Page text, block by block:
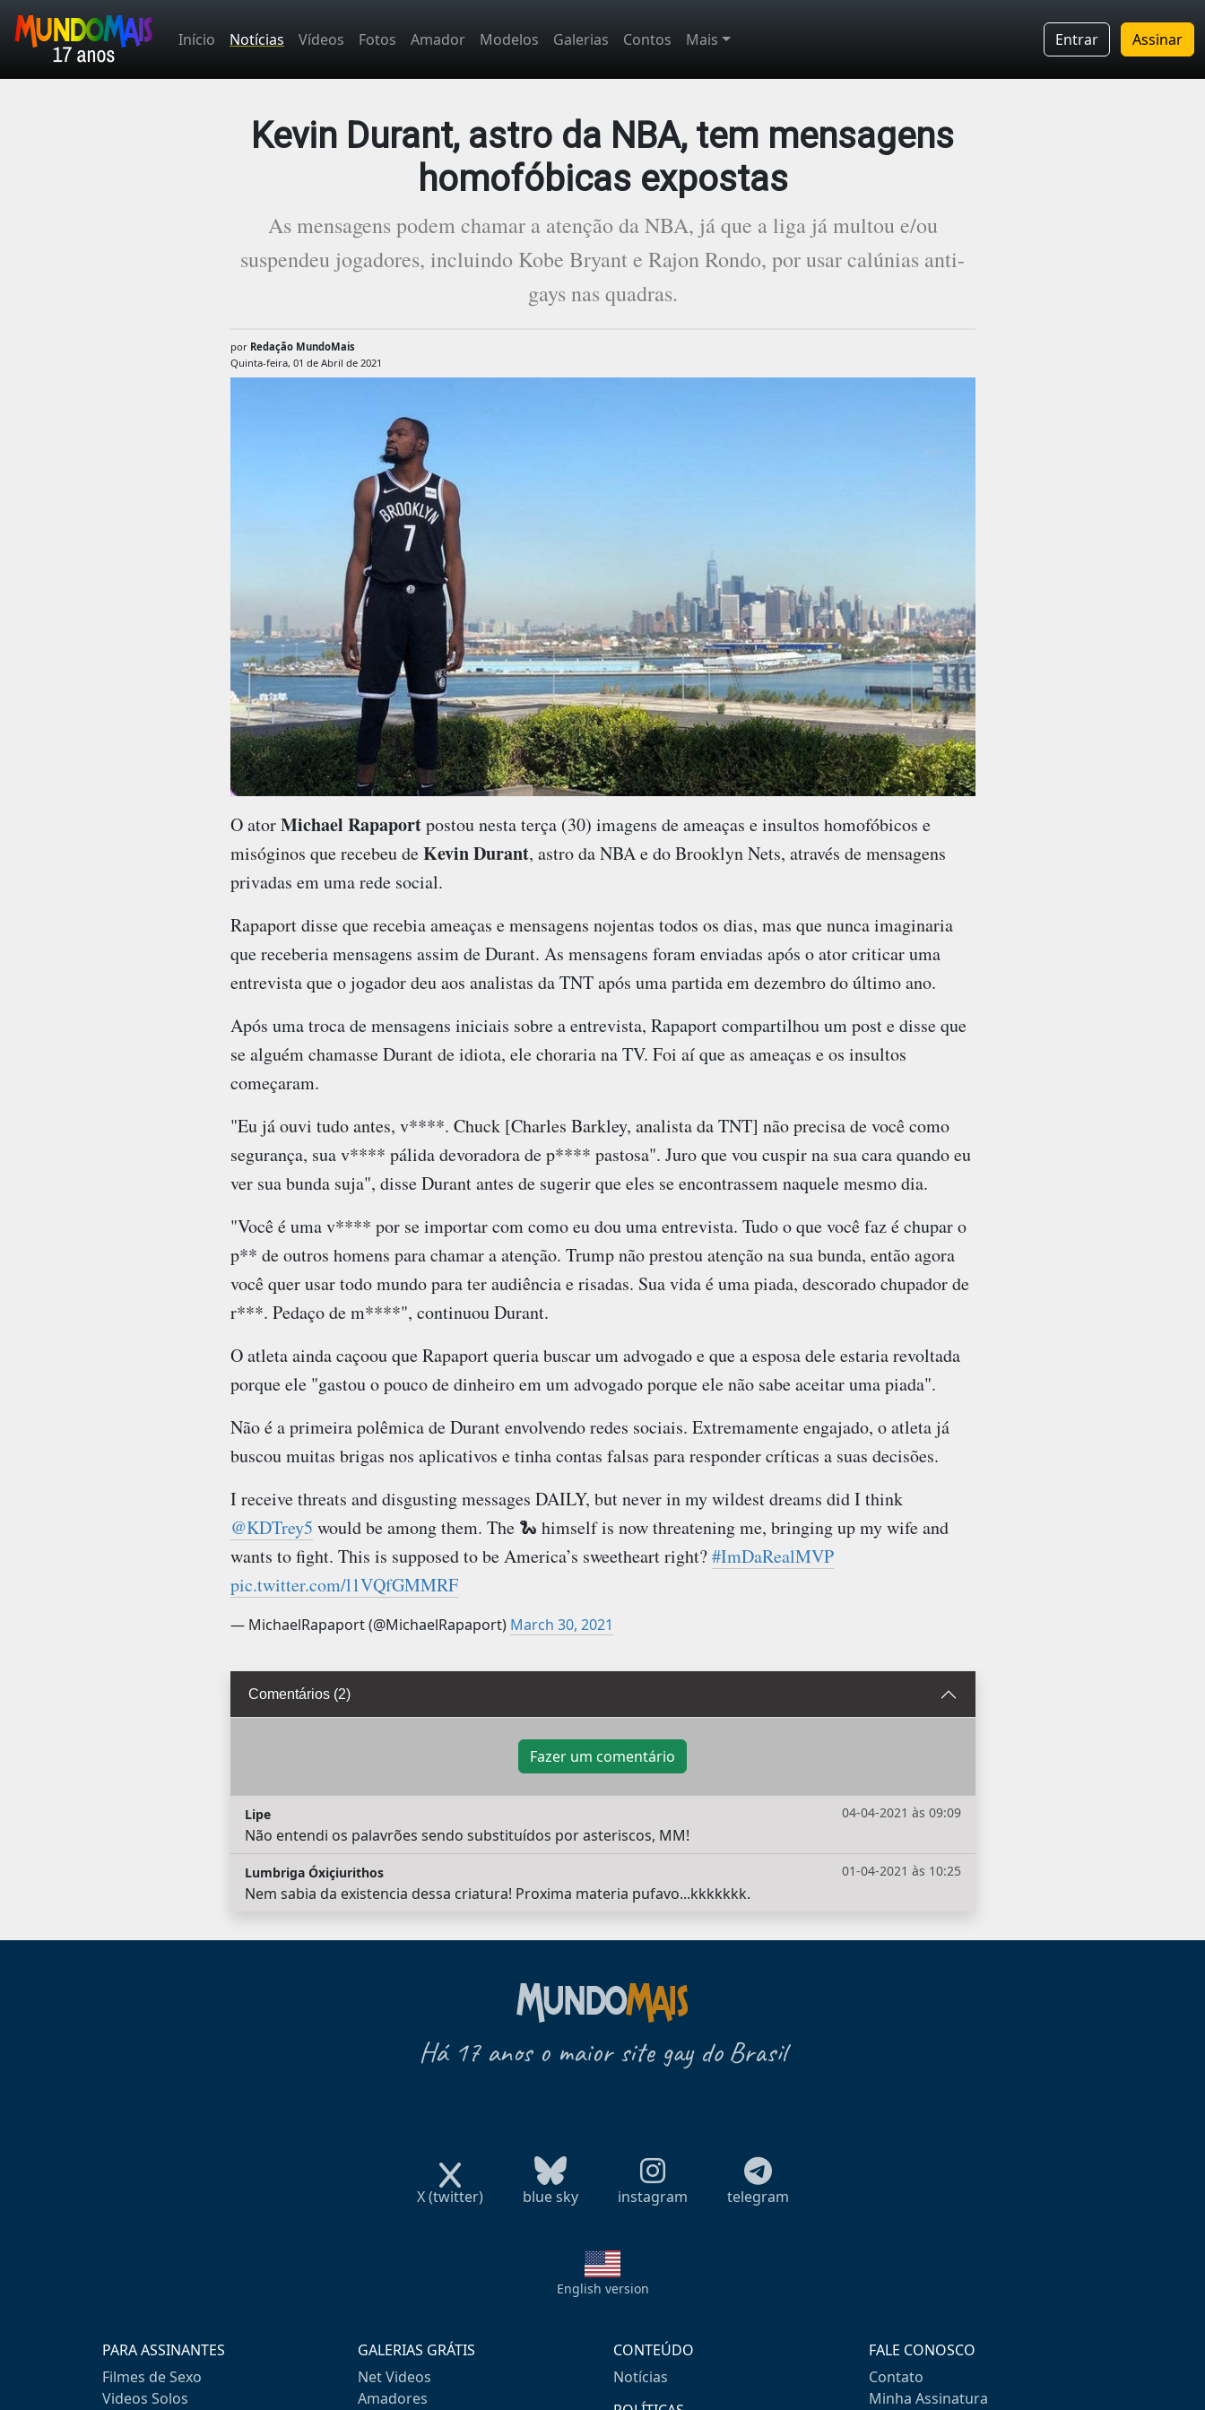
Início Notícias Vídeos Fotos Amador Modelos Galerias Contos Mais Entrar Assinar
Kevin Durant, astro da NBA, tem mensagens
homofóbicas expostas
As mensagens podem chamar a atenção da NBA, já que a liga já multou e/ou
suspendeu jogadores, incluindo Kobe Bryant e Rajon Rondo, por usar calúnias anti-
gays nas quadras.
por Redação MundoMais
Quinta-feira, 01 de Abril de 2021
O atorMichael Rapaportpostou nesta terça (30) imagens de ameaças e insultos homofóbicos e
misóginos que recebeu deKevin Durant, astro da NBA e do Brooklyn Nets, através de mensagens
privadas em uma rede social.
Rapaport disse que recebia ameaças e mensagens nojentas todos os dias, mas que nunca imaginaria
que receberia mensagens assim de Durant. As mensagens foram enviadas após o ator criticar uma
entrevista que o jogador deu aos analistas da TNT após uma partida em dezembro do último ano.
Após uma troca de mensagens iniciais sobre a entrevista, Rapaport compartilhou um post e disse que
se alguém chamasse Durant de idiota, ele choraria na TV. Foi aí que as ameaças e os insultos
começaram.
"Eu já ouvi tudo antes, v****. Chuck [Charles Barkley, analista da TNT] não precisa de você como
segurança, sua v**** pálida devoradora de p**** pastosa". Juro que vou cuspir na sua cara quando eu
ver sua bunda suja", disse Durant antes de sugerir que eles se encontrassem naquele mesmo dia.
"Você é uma v**** por se importar com como eu dou uma entrevista. Tudo o que você faz é chupar o
p** de outros homens para chamar a atenção. Trump não prestou atenção na sua bunda, então agora
você quer usar todo mundo para ter audiência e risadas. Sua vida é uma piada, descorado chupador de
r***. Pedaço de m****", continuou Durant.
O atleta ainda caçoou que Rapaport queria buscar um advogado e que a esposa dele estaria revoltada
porque ele "gastou o pouco de dinheiro em um advogado porque ele não sabe aceitar uma piada".
Não é a primeira polêmica de Durant envolvendo redes sociais. Extremamente engajado, o atleta já
buscou muitas brigas nos aplicativos e tinha contas falsas para responder críticas a suas decisões.
I receive threats and disgusting messages DAILY, but never in my wildest dreams did I think
@KDTrey5 would be among them. The 🐍 himself is now threatening me, bringing up my wife and
wants to fight. This is supposed to be America’s sweetheart right?#ImDaRealMVP
pic.twitter.com/l1VQfGMMRF
— MichaelRapaport (@MichaelRapaport) March 30, 2021
Comentários (2)
Fazer um comentário
04-04-2021 às 09:09
Lipe
Não entendi os palavrões sendo substituídos por asteriscos, MM!
01-04-2021 às 10:25
Lumbriga Óxiçiurithos
Nem sabia da existencia dessa criatura! Proxima materia pufavo...kkkkkkk.
Há 17 anos o maior site gay do Brasil
X (twitter) blue sky instagram telegram
English version
PARA ASSINANTES
Filmes de Sexo
Videos Solos
GALERIAS GRÁTIS
Net Videos
Amadores
CONTEÚDO
Notícias
FALE CONOSCO
Contato
Minha Assinatura